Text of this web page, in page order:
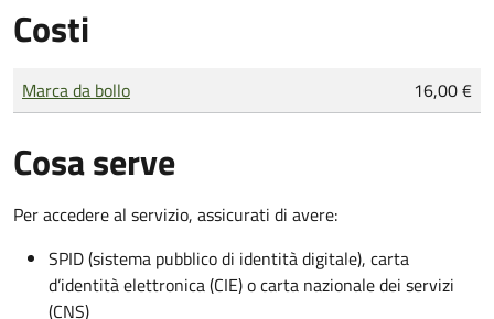
Costi
Tipo di pagamento
Importo
Marca da bollo 16,00 €
Cosa serve
Per accedere al servizio, assicurati di avere:
SPID (sistema pubblico di identità digitale), carta
d’identità elettronica (CIE) o carta nazionale dei servizi
(CNS)